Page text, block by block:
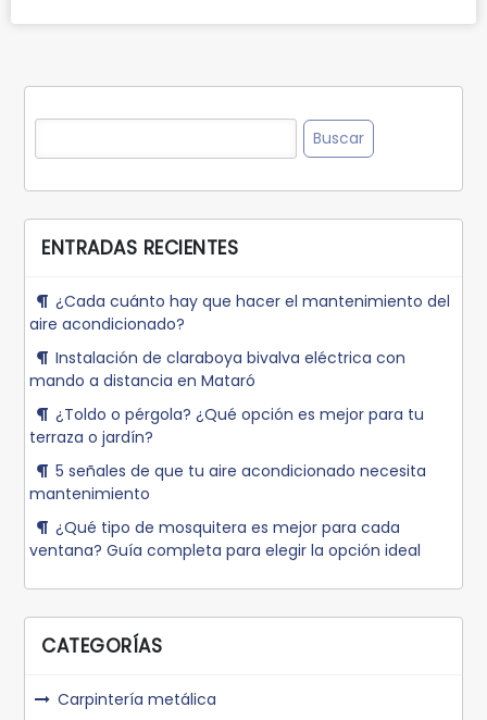
Buscar:
ENTRADAS RECIENTES
¿Cada cuánto hay que hacer el mantenimiento del
aire acondicionado?
Instalación de claraboya bivalva eléctrica con
mando a distancia en Mataró
¿Toldo o pérgola? ¿Qué opción es mejor para tu
terraza o jardín?
5 señales de que tu aire acondicionado necesita
mantenimiento
¿Qué tipo de mosquitera es mejor para cada
ventana? Guía completa para elegir la opción ideal
CATEGORÍAS
Carpintería metálica